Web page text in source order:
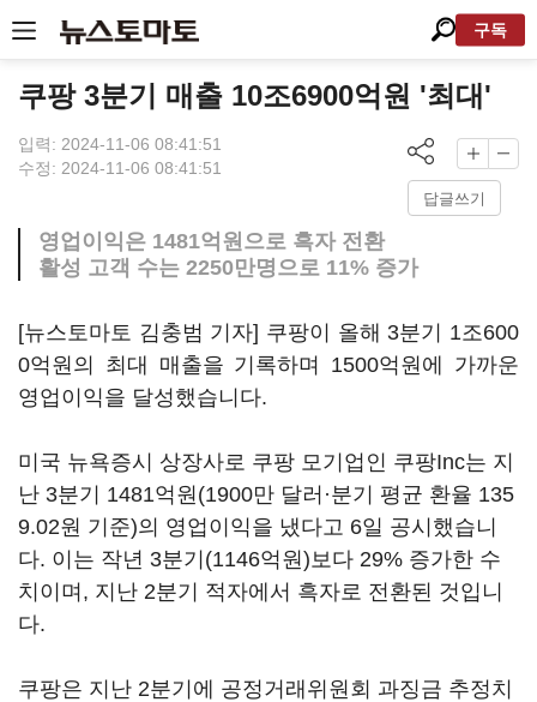
구독
쿠팡 3분기 매출 10조6900억원 '최대'
입력: 2024-11-06 08:41:51
수정: 2024-11-06 08:41:51
답글쓰기
영업이익은 1481억원으로 흑자 전환
활성 고객 수는 2250만명으로 11% 증가
[뉴스토마토 김충범 기자] 쿠팡이 올해 3분기 1조600
0억원의 최대 매출을 기록하며 1500억원에 가까운
영업이익을 달성했습니다.
미국 뉴욕증시 상장사로 쿠팡 모기업인 쿠팡Inc는 지
난 3분기 1481억원(1900만 달러·분기 평균 환율 135
9.02원 기준)의 영업이익을 냈다고 6일 공시했습니
다. 이는 작년 3분기(1146억원)보다 29% 증가한 수
치이며, 지난 2분기 적자에서 흑자로 전환된 것입니
다.
쿠팡은 지난 2분기에 공정거래위원회 과징금 추정치